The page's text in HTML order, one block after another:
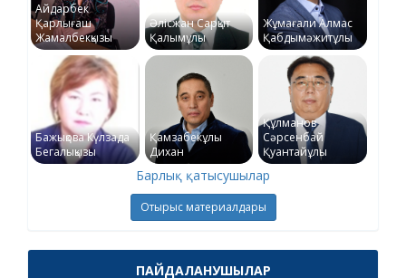
Айдарбек
Қарлығаш
Жамалбекқызы
Әлісжан Сарқыт
Қалымұлы
Жұмағали Алмас
Қабдымәжитұлы
Бажықова Күлзада
Бегалықызы
Қамзабекұлы
Дихан
Құлманов
Сәрсенбай
Қуантайұлы
Барлық қатысушылар
Отырыс материалдары
ПАЙДАЛАНУШЫЛАР